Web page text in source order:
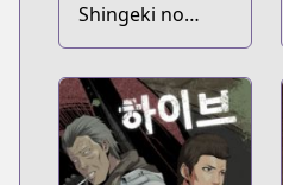
Shingeki no
Kyojin